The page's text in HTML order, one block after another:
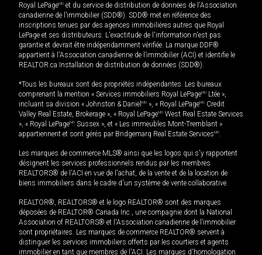
Royal LePageMD et du service de distribution de données de l'Association
canadienne de l’immobilier (SDD®). SDD® met en référence des
inscriptions tenues par des agences immobilières autres que Royal
LePage et ses distributeurs. L'exactitude de l'information n'est pas
garantie et devrait être indépendamment vérifiée. La marque DDF®
appartient à l'Association canadienne de l’immobilier (ACI) et identifie le
REALTOR.ca Installation de distribution de données (SDD®).
*Tous les bureaux sont des propriétés indépendantes. Les bureaux
comprenant la mention « Services immobiliers Royal LePageMD Ltée »,
incluant sa division « Johnston & Daniel MD », « Royal LePageMD Credit
Valley Real Estate, Brokerage », « Royal LePageMD West Real Estate Services
», « Royal LePageMD Sussex », et « Les immeubles Mont-Tremblant »
appartiennent et sont gérés par Bridgemarq Real Estate ServicesMD.
Les marques de commerce MLS® ainsi que les logos qui s'y rapportent
désignent les services professionnels rendus par les membres
REALTORS® de l'ACI en vue de l'achat, de la vente et de la location de
biens immobiliers dans le cadre d'un système de vente collaborative.
REALTOR®, REALTORS® et le logo REALTOR® sont des marques
déposées de REALTOR® Canada Inc., une compagnie dont la National
Association of REALTORS® et l'Association canadienne de l’immobilier
sont propriétaires. Les marques de commerce REALTOR® servent à
distinguer les services immobiliers offerts par les courtiers et agents
immobilier en tant que membres de l'ACI. Les marques d'homologation